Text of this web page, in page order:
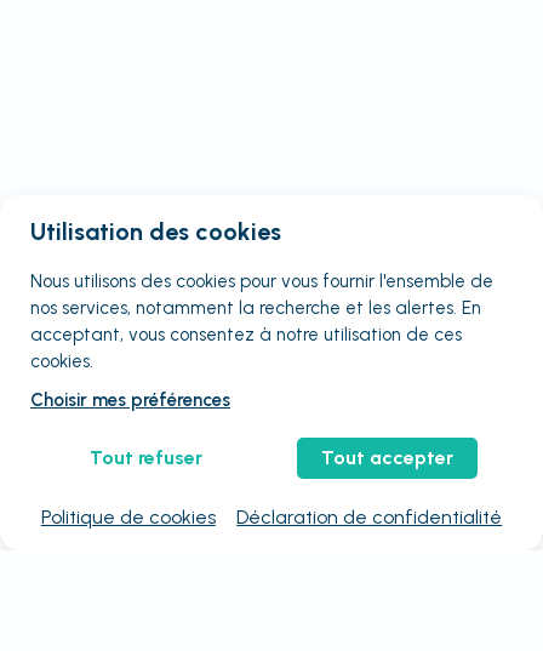
Utilisation des cookies
Nous utilisons des cookies pour vous fournir l'ensemble de
nos services, notamment la recherche et les alertes. En
acceptant, vous consentez à notre utilisation de ces
cookies.
Choisir mes préférences
Tout refuser Tout accepter
Politique de cookies Déclaration de confidentialité